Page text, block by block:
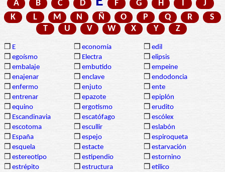
A B C D F G H I
J
K
L M N Ñ O P Q R
S
T
U V W X Y Z
❒ E ❒ economía ❒ edil
❒ egoísmo ❒ Electra ❒ elipsis
❒ embalaje ❒ embutido ❒ empeine
❒ enajenar ❒ enclave ❒ endodoncia
❒ enfermo ❒ enjuto ❒ ente
❒ entrenar ❒ epazote ❒ epiplón
❒ equino ❒ ergotismo ❒ erudito
❒ Escandinavia ❒ escatófago ❒ escólex
❒ escotoma ❒ escullir ❒ eslabón
❒ España ❒ espejo ❒ espiroqueta
❒ esquela ❒ estacte ❒ estarvación
❒ estereotipo ❒ estipendio ❒ estornino
❒ estrépito ❒ estructura ❒ etílico